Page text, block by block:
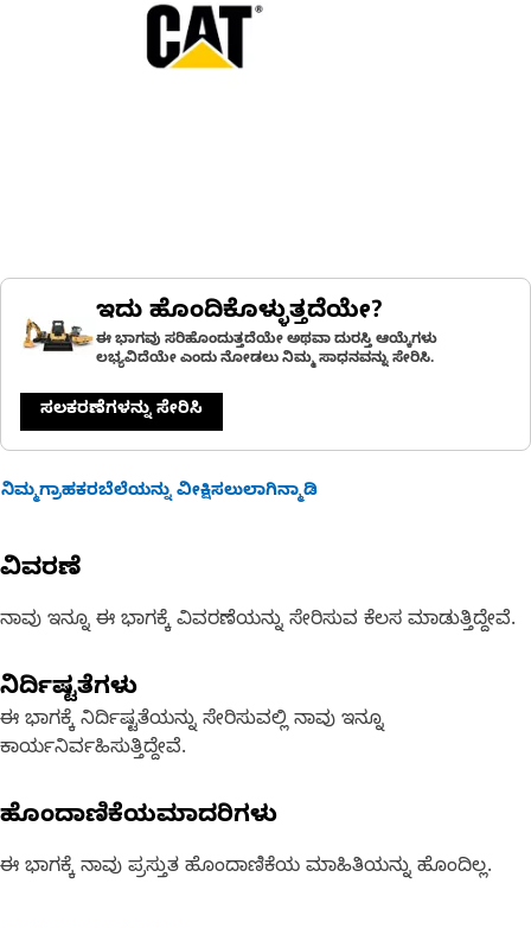
ಇದು ಹೊಂದಿಕೊಳ್ಳುತ್ತದೆಯೇ?
ಈ ಭಾಗವು ಸರಿಹೊಂದುತ್ತದೆಯೇ ಅಥವಾ ದುರಸ್ತಿ ಆಯ್ಕೆಗಳು
ಲಭ್ಯವಿದೆಯೇ ಎಂದು ನೋಡಲು ನಿಮ್ಮ ಸಾಧನವನ್ನು ಸೇರಿಸಿ.
ಸಲಕರಣೆಗಳನ್ನು ಸೇರಿಸಿ
ನಿಮ್ಮಗ್ರಾಹಕರಬೆಲೆಯನ್ನು ವೀಕ್ಷಿಸಲುಲಾಗಿನ್ಮಾಡಿ
ವಿವರಣೆ
ನಾವು ಇನ್ನೂ ಈ ಭಾಗಕ್ಕೆ ವಿವರಣೆಯನ್ನು ಸೇರಿಸುವ ಕೆಲಸ ಮಾಡುತ್ತಿದ್ದೇವೆ.
ನಿರ್ದಿಷ್ಟತೆಗಳು
ಈ ಭಾಗಕ್ಕೆ ನಿರ್ದಿಷ್ಟತೆಯನ್ನು ಸೇರಿಸುವಲ್ಲಿ ನಾವು ಇನ್ನೂ
ಕಾರ್ಯನಿರ್ವಹಿಸುತ್ತಿದ್ದೇವೆ.
ಹೊಂದಾಣಿಕೆಯಮಾದರಿಗಳು
ಈ ಭಾಗಕ್ಕೆ ನಾವು ಪ್ರಸ್ತುತ ಹೊಂದಾಣಿಕೆಯ ಮಾಹಿತಿಯನ್ನು ಹೊಂದಿಲ್ಲ.